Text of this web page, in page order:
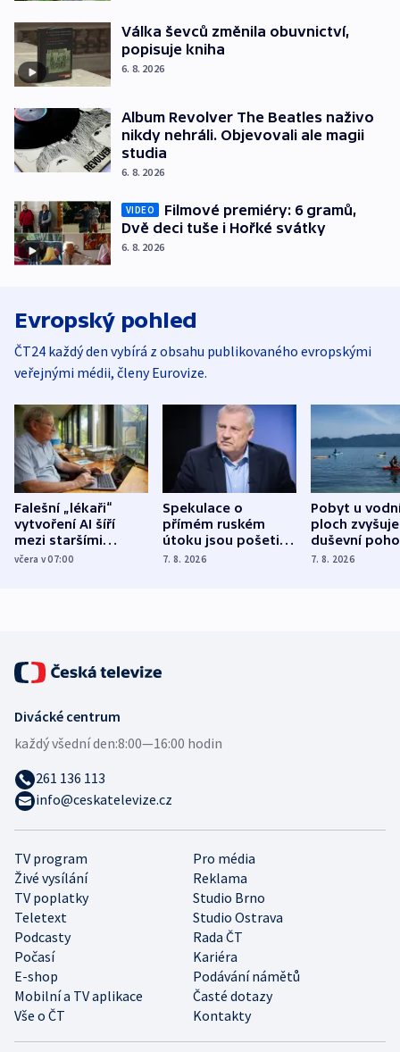
Válka ševců změnila obuvnictví,
popisuje kniha
6. 8. 2026
Album Revolver The Beatles naživo
nikdy nehráli. Objevovali ale magii
studia
6. 8. 2026
VIDEO
Filmové premiéry: 6 gramů,
Dvě deci tuše i Hořké svátky
6. 8. 2026
Evropský pohled
ČT24 každý den vybírá z obsahu publikovaného evropskými
veřejnými médii, členy Eurovize.
Falešní „lékaři“
vytvoření AI šíří
mezi staršími
Poláky nebezpečné
včera v 07:00
Spekulace o
přímém ruském
útoku jsou pošetilé,
míní estonský
7. 8. 2026
Pobyt u
ploch zvyšuje
duševní
ukázala
7. 8. 2026
TV program
Pro média
Živé vysílání
Reklama
TV poplatky
Studio Brno
Teletext
Studio Ostrava
Podcasty
Rada ČT
Počasí
Kariéra
E-shop
Podávání námětů
Mobilní a TV aplikace
Časté dotazy
Vše o ČT
Kontakty
Divácké centrum
každý všední den:8:00—16:00 hodin
261 136 113
info@ceskatelevize.cz